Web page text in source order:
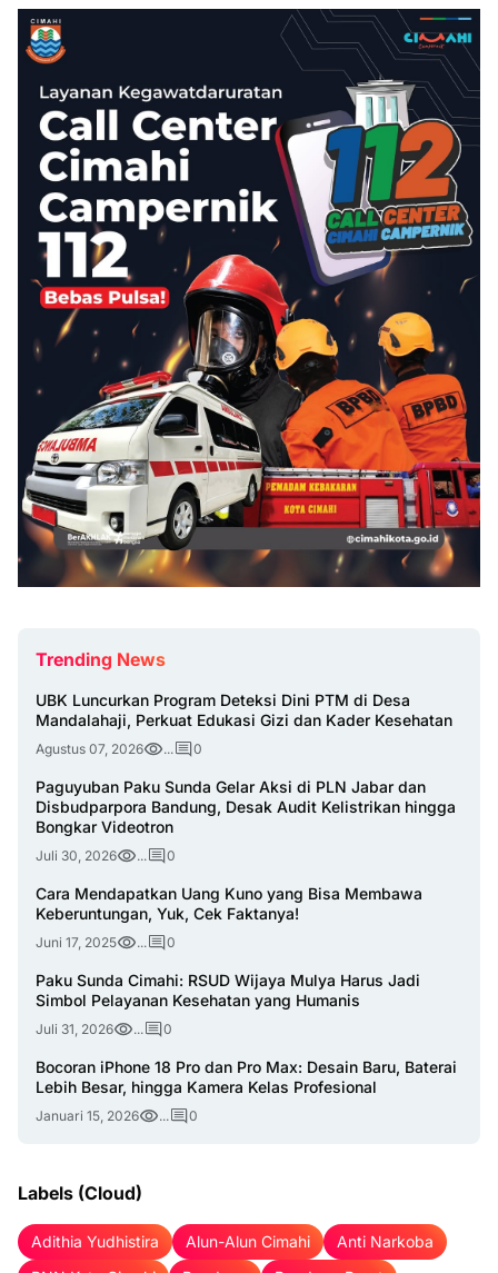
Trending News
UBK Luncurkan Program Deteksi Dini PTM di Desa
Mandalahaji, Perkuat Edukasi Gizi dan Kader Kesehatan
Agustus 07, 2026 ... 0
Paguyuban Paku Sunda Gelar Aksi di PLN Jabar dan
Disbudparpora Bandung, Desak Audit Kelistrikan hingga
Bongkar Videotron
Juli 30, 2026 ... 0
Cara Mendapatkan Uang Kuno yang Bisa Membawa
Keberuntungan, Yuk, Cek Faktanya!
Juni 17, 2025 ... 0
Paku Sunda Cimahi: RSUD Wijaya Mulya Harus Jadi
Simbol Pelayanan Kesehatan yang Humanis
Juli 31, 2026 ... 0
Bocoran iPhone 18 Pro dan Pro Max: Desain Baru, Baterai
Lebih Besar, hingga Kamera Kelas Profesional
Januari 15, 2026 ... 0
Labels (Cloud)
Adithia Yudhistira Alun-Alun Cimahi
Anti Narkoba